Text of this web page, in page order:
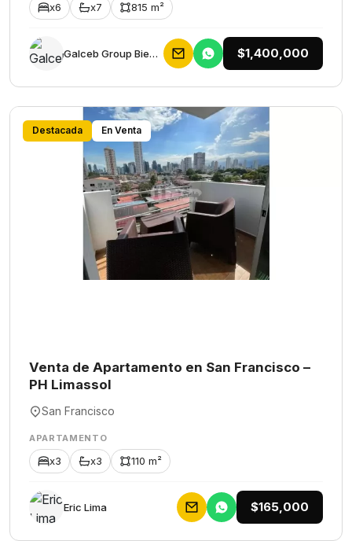
x6 x7 815 m²
Galceb Group Bienes Raices $1,400,000
Destacada En Venta
Venta de Apartamento en San Francisco –
PH Limassol
San Francisco
APARTAMENTO
x3 x3 110 m²
Eric Lima $165,000